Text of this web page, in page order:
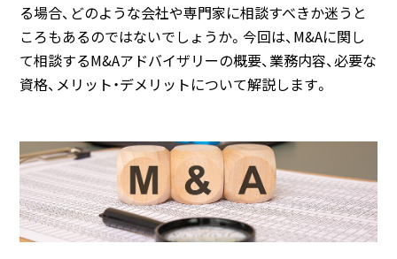
る場合、どのような会社や専門家に相談すべきか迷うと
ころもあるのではないでしょうか。今回は、M&Aに関し
て相談するM&Aアドバイザリーの概要、業務内容、必要な
資格、メリット・デメリットについて解説します。